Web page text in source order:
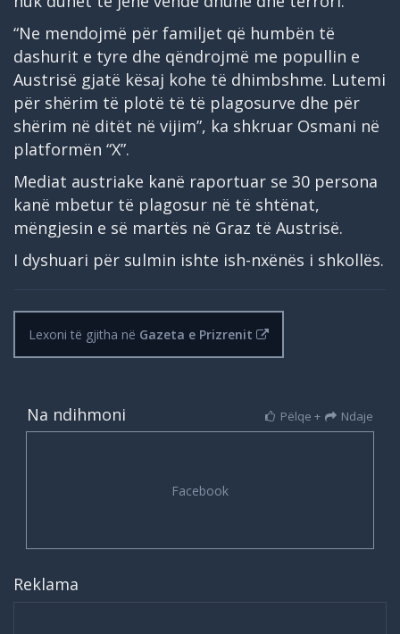
“Ne mendojmë për familjet që humbën të
dashurit e tyre dhe qëndrojmë me popullin e
Austrisë gjatë kësaj kohe të dhimbshme. Lutemi
për shërim të plotë të të plagosurve dhe për
shërim në ditët në vijim”, ka shkruar Osmani në
platformën “X”.
Mediat austriake kanë raportuar se 30 persona
kanë mbetur të plagosur në të shtënat,
mëngjesin e së martës në Graz të Austrisë.
I dyshuari për sulmin ishte ish-nxënës i shkollës.
Lexoni të gjitha në Gazeta e Prizrenit
Na ndihmoni Pëlqe + Ndaje
Reklama